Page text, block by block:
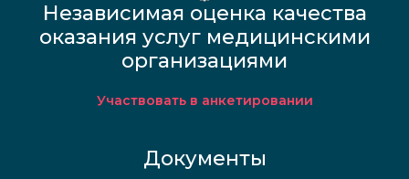
Независимая оценка качества
оказания услуг медицинскими
организациями
Участвовать в анкетировании
Документы